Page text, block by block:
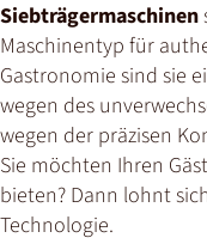
Siebträgermaschinen
Maschinentyp für
Gastronomie sind sie
wegen des
wegen der präzisen
Sie möchten Ihren
bieten? Dann lohnt
Technologie.